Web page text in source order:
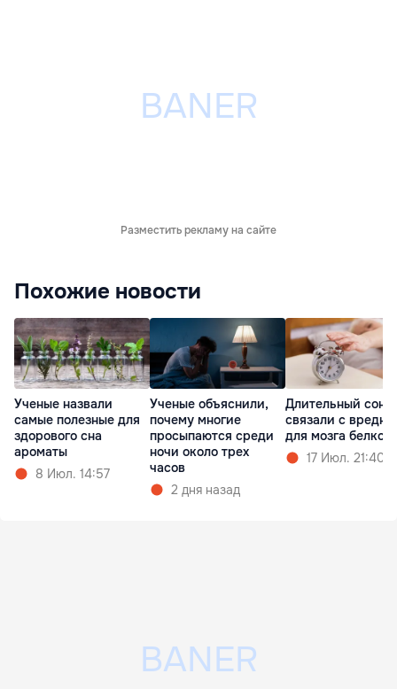
Разместить рекламу на сайте
Похожие новости
Ученые назвали
самые полезные для
здорового сна
ароматы
8 Июл. 14:57
Ученые объяснили,
почему многие
просыпаются среди
ночи около трех
часов
2 дня назад
Длительный сон
связали с
для мозга белком
17 Июл. 21:40